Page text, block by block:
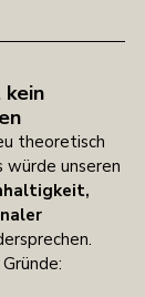
theoretisch
würde unseren